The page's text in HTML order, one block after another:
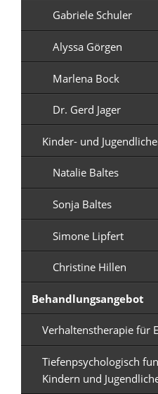
Gabriele Schuler
Alyssa Görgen
Marlena Bock
Dr. Gerd Jager
Kinder- und
Natalie Baltes
Sonja Baltes
Simone Lipfert
Christine Hillen
Behandlungsangebot
Verhaltenstherapie für
Tiefenpsychologisch
Kindern und